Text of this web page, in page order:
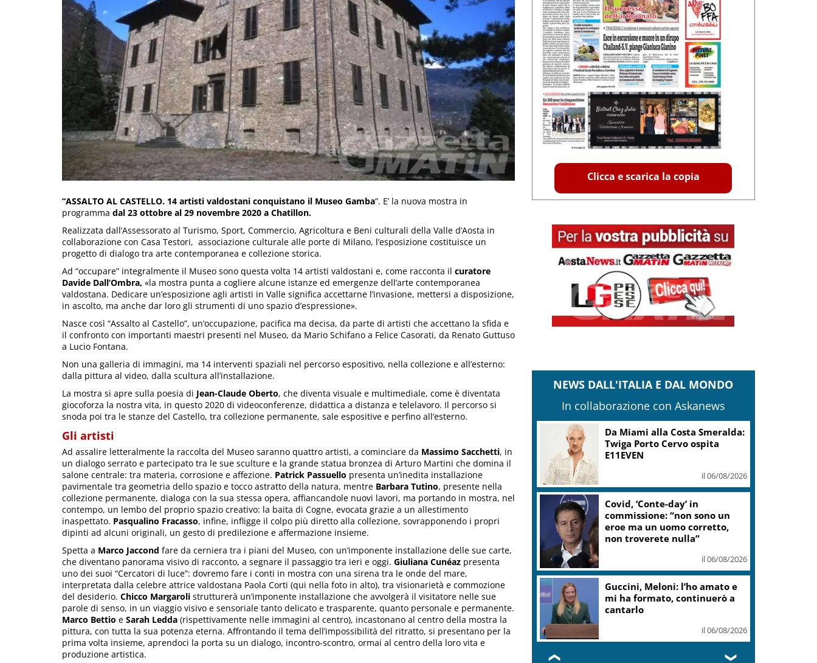
“ASSALTO AL CASTELLO. 14 artisti valdostani conquistano il Museo Gamba”. E’ la nuova mostra in
programma dal 23 ottobre al 29 novembre 2020 a Chatillon.
Realizzata dall’Assessorato al Turismo, Sport, Commercio, Agricoltura e Beni culturali della Valle d’Aosta in
collaborazione con Casa Testori, associazione culturale alle porte di Milano, l’esposizione costituisce un
progetto di dialogo tra arte contemporanea e collezione storica.
Ad “occupare” integralmente il Museo sono questa volta 14 artisti valdostani e, come racconta il curatore
Davide Dall’Ombra, «la mostra punta a cogliere alcune istanze ed emergenze dell’arte contemporanea
valdostana. Dedicare un’esposizione agli artisti in Valle significa accettarne l’invasione, mettersi a disposizione,
in ascolto, ma anche dar loro gli strumenti di uno spazio d’espressione».
Nasce così “Assalto al Castello”, un’occupazione, pacifica ma decisa, da parte di artisti che accettano la sfida e
il confronto con importanti maestri presenti nel Museo, da Mario Schifano a Felice Casorati, da Renato Guttuso
a Lucio Fontana.
Non una galleria di immagini, ma 14 interventi spaziali nel percorso espositivo, nella collezione e all’esterno:
dalla pittura al video, dalla scultura all’installazione.
La mostra si apre sulla poesia di Jean-Claude Oberto, che diventa visuale e multimediale, come è diventata
giocoforza la nostra vita, in questo 2020 di videoconferenze, didattica a distanza e telelavoro. Il percorso si
snoda poi tra le stanze del Castello, tra collezione permanente, sale espositive e perfino all’esterno.
Gli artisti
Ad assalire letteralmente la raccolta del Museo saranno quattro artisti, a cominciare da Massimo Sacchetti, in
un dialogo serrato e partecipato tra le sue sculture e la grande statua bronzea di Arturo Martini che domina il
salone centrale: tra materia, corrosione e affezione. Patrick Passuello presenta un’inedita installazione
pavimentale tra geometria dello spazio e tocco astratto della natura, mentre Barbara Tutino, presente nella
collezione permanente, dialoga con la sua stessa opera, affiancandole nuovi lavori, ma portando in mostra, nel
contempo, un lembo del proprio spazio creativo: la baita di Cogne, evocata grazie a un allestimento
inaspettato. Pasqualino Fracasso, infine, infligge il colpo più diretto alla collezione, sovrapponendo i propri
dipinti ad alcuni originali, un gesto di predilezione e affermazione insieme.
Spetta a Marco Jaccond fare da cerniera tra i piani del Museo, con un’imponente installazione delle sue carte,
che diventano panorama visivo di racconto, a segnare il passaggio tra ieri e oggi. Giuliana Cunéaz presenta
uno dei suoi “Cercatori di luce”: dovremo fare i conti in mostra con una sirena tra le onde del mare,
interpretata dalla celebre attrice valdostana Paola Corti (qui nella foto in alto), tra visionarietà e commozione
del desiderio. Chicco Margaroli strutturerà un’imponente installazione che avvolgerà il visitatore nelle sue
parole di senso, in un viaggio visivo e sensoriale tanto delicato e trasparente, quanto personale e permanente.
Marco Bettio e Sarah Ledda (rispettivamente nelle immagini al centro), incastonano al centro della mostra la
pittura, con tutta la sua potenza eterna. Affrontando il tema dell’impossibilità del ritratto, si presentano per la
prima volta insieme, aprendoci la porta su un dialogo, incontro-scontro, ormai al centro della loro vita e
produzione artistica.
Clicca e scarica la copia
NEWS DALL'ITALIA E DAL MONDO
In collaborazione con Askanews
Da Miami alla Costa Smeralda:
Twiga Porto Cervo ospita
E11EVEN
il 06/08/2026
Covid, ‘Conte-day’ in
commissione: “non sono un
eroe ma un uomo corretto,
non troverete nulla”
il 06/08/2026
Guccini, Meloni: l’ho amato e
mi ha formato, continuerò a
cantarlo
il 06/08/2026
❮ ❯